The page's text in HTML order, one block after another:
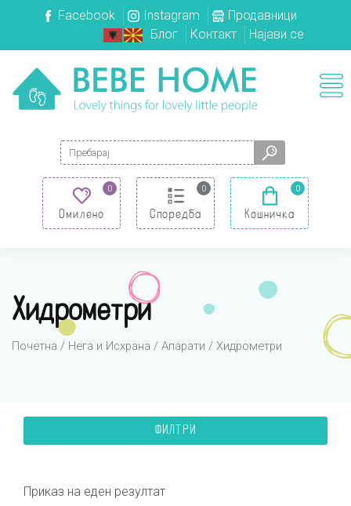
Facebook Instagram
Продавници
Блог
Контакт Најави се
Search for:
0
Омилено
0
Споредба
0
Кошничка
Хидрометри
Почетна / Нега и Исхрана / Апарати / Хидрометри
ФИЛТРИ
Приказ на еден резултат